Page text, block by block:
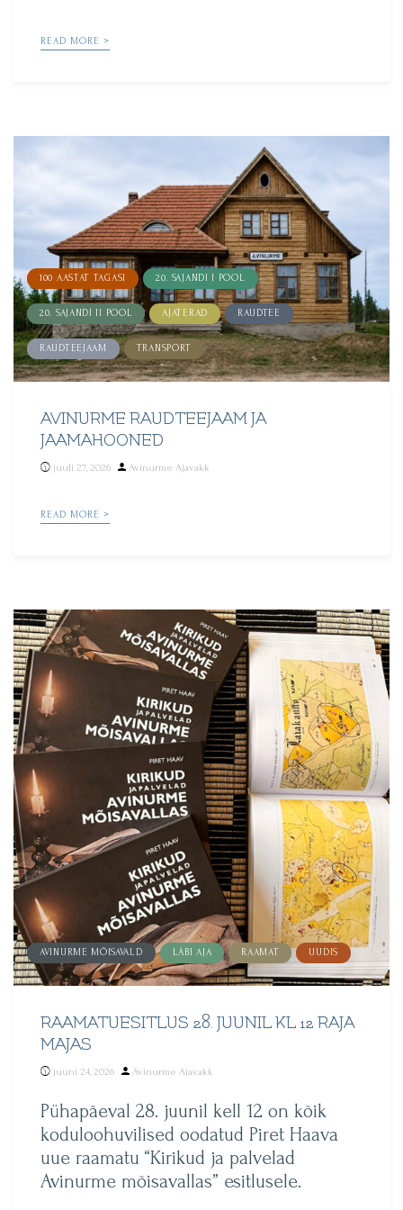
READ MORE >
100 AASTAT TAGASI 20. SAJANDI I POOL
20. SAJANDI II POOL AJATERAD RAUDTEE
RAUDTEEJAAM TRANSPORT
AVINURME RAUDTEEJAAM JA
JAAMAHOONED
juuli 27, 2026
Posted
Avinurme Ajavakk
READ MORE >
AVINURME MÕISAVALD LÄBI AJA RAAMAT UUDIS
RAAMATUESITLUS 28. JUUNIL KL 12 RAJA
MAJAS
juuni 24, 2026
Posted
Avinurme Ajavakk
Pühapäeval 28. juunil kell 12 on kõik
koduloohuvilised oodatud Piret Haava
uue raamatu “Kirikud ja palvelad
Avinurme mõisavallas” esitlusele.